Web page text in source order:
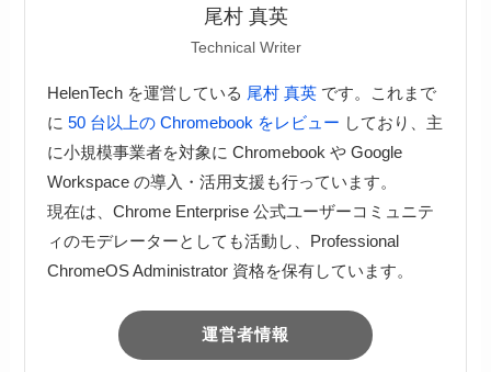
尾村 真英
Technical Writer
HelenTech を運営している 尾村 真英です。これまで
に 50 台以上の Chromebook をレビュー しており、主
に小規模事業者を対象に Chromebook や Google
Workspace の導入・活用支援も行っています。
現在は、Chrome Enterprise 公式ユーザーコミュニテ
ィのモデレーターとしても活動し、Professional
ChromeOS Administrator 資格を保有しています。
運営者情報